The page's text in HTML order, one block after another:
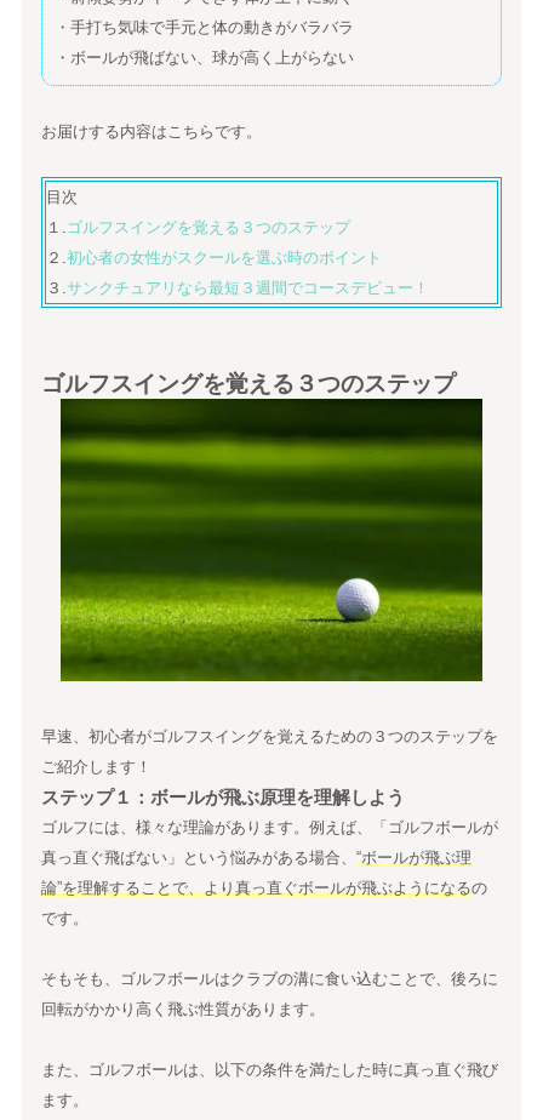
・手打ち気味で手元と体の動きがバラバラ
・ボールが飛ばない、球が高く上がらない
お届けする内容はこちらです。
目次
１.ゴルフスイングを覚える３つのステップ
２.初心者の女性がスクールを選ぶ時のポイント
３.サンクチュアリなら最短３週間でコースデビュー！
ゴルフスイングを覚える３つのステップ
早速、初心者がゴルフスイングを覚えるための３つのステップを
ご紹介します！
ステップ１：ボールが飛ぶ原理を理解しよう
ゴルフには、様々な理論があります。例えば、「ゴルフボールが
真っ直ぐ飛ばない」という悩みがある場合、“ボールが飛ぶ理
論”を理解することで、より真っ直ぐボールが飛ぶようになるの
です。
そもそも、ゴルフボールはクラブの溝に食い込むことで、後ろに
回転がかかり高く飛ぶ性質があります。
また、ゴルフボールは、以下の条件を満たした時に真っ直ぐ飛び
ます。